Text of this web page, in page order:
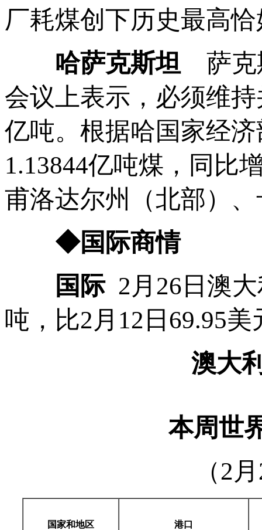
厂耗煤创下历史最高
哈萨克斯坦
萨
会议上表示，必须维
亿吨。根据哈国家经
1.13844亿吨煤，同比
甫洛达尔州（北部）
◆国际商情
国际2月26日澳大
吨，比2月12日69.95
澳大
本周世
（2
国家和地区 港口